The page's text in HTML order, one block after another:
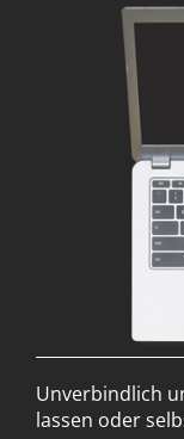
Unverbindlich
lassen oder